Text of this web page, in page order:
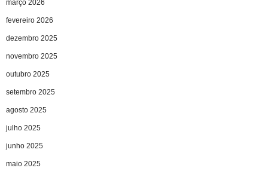
março 2026
fevereiro 2026
dezembro 2025
novembro 2025
outubro 2025
setembro 2025
agosto 2025
julho 2025
junho 2025
maio 2025